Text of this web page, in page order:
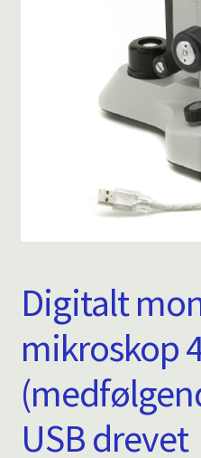
Digitalt
mikroskop
USB drevet